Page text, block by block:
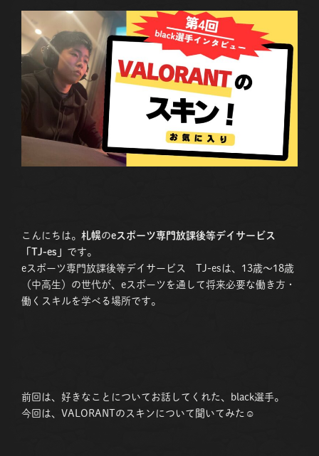
こんにちは。 札幌のeスポーツ専門放課後等デイサービス
「TJ-es」 です。
eスポーツ専門放課後等デイサービス TJ-esは、13歳〜18歳
（中高生）の世代が、eスポーツを通して将来必要な働き方・
働くスキルを学べる場所です。
前回は、好きなことについてお話してくれた、black選手。
今回は、VALORANTのスキンについて聞いてみた☺